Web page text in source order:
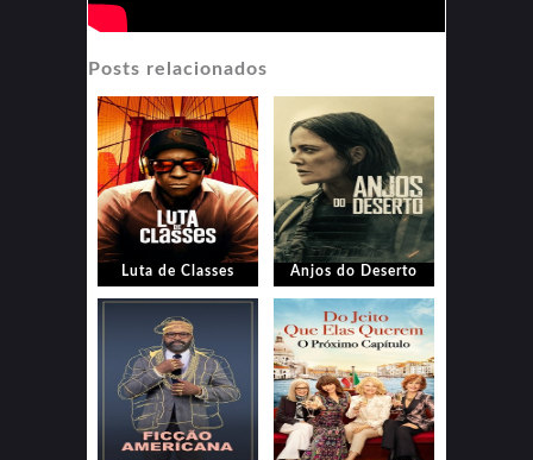
Posts relacionados
Luta de Classes Anjos do Deserto